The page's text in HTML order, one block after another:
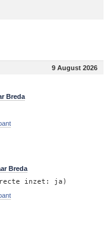
9 August 2026
Breda
Breda
inzet: ja)